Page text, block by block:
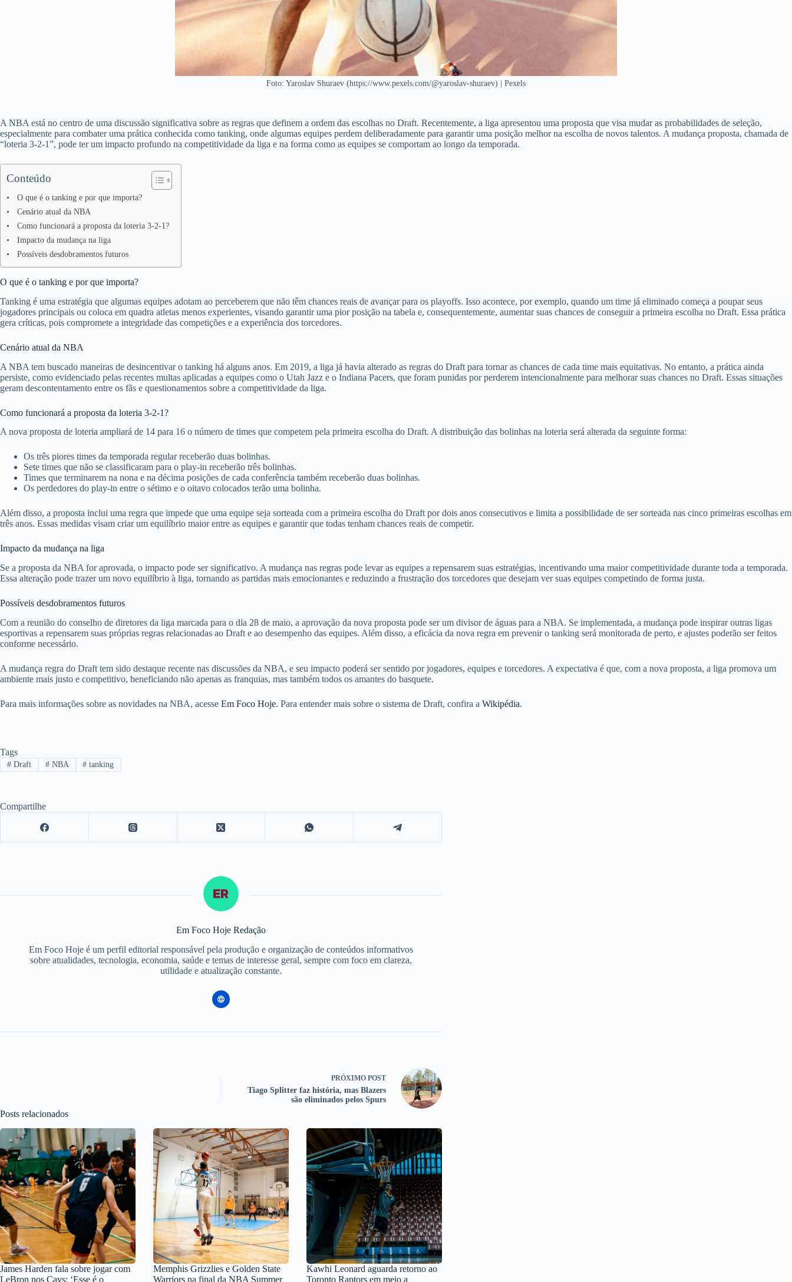
Foto: Yaroslav Shuraev (https://www.pexels.com/@yaroslav-shuraev) | Pexels
A NBA está no centro de uma discussão significativa sobre as regras que definem a ordem das escolhas no Draft. Recentemente, a liga apresentou uma proposta que visa mudar as probabilidades de seleção,
especialmente para combater uma prática conhecida como tanking, onde algumas equipes perdem deliberadamente para garantir uma posição melhor na escolha de novos talentos. A mudança proposta, chamada de
“loteria 3-2-1”, pode ter um impacto profundo na competitividade da liga e na forma como as equipes se comportam ao longo da temporada.
Conteúdo
O que é o tanking e por que importa?
Cenário atual da NBA
Como funcionará a proposta da loteria 3-2-1?
Impacto da mudança na liga
Possíveis desdobramentos futuros
O que é o tanking e por que importa?
Tanking é uma estratégia que algumas equipes adotam ao perceberem que não têm chances reais de avançar para os playoffs. Isso acontece, por exemplo, quando um time já eliminado começa a poupar seus
jogadores principais ou coloca em quadra atletas menos experientes, visando garantir uma pior posição na tabela e, consequentemente, aumentar suas chances de conseguir a primeira escolha no Draft. Essa prática
gera críticas, pois compromete a integridade das competições e a experiência dos torcedores.
Cenário atual da NBA
A NBA tem buscado maneiras de desincentivar o tanking há alguns anos. Em 2019, a liga já havia alterado as regras do Draft para tornar as chances de cada time mais equitativas. No entanto, a prática ainda
persiste, como evidenciado pelas recentes multas aplicadas a equipes como o Utah Jazz e o Indiana Pacers, que foram punidas por perderem intencionalmente para melhorar suas chances no Draft. Essas situações
geram descontentamento entre os fãs e questionamentos sobre a competitividade da liga.
Como funcionará a proposta da loteria 3-2-1?
A nova proposta de loteria ampliará de 14 para 16 o número de times que competem pela primeira escolha do Draft. A distribuição das bolinhas na loteria será alterada da seguinte forma:
Os três piores times da temporada regular receberão duas bolinhas.
Sete times que não se classificaram para o play-in receberão três bolinhas.
Times que terminarem na nona e na décima posições de cada conferência também receberão duas bolinhas.
Os perdedores do play-in entre o sétimo e o oitavo colocados terão uma bolinha.
Além disso, a proposta inclui uma regra que impede que uma equipe seja sorteada com a primeira escolha do Draft por dois anos consecutivos e limita a possibilidade de ser sorteada nas cinco primeiras escolhas em
três anos. Essas medidas visam criar um equilíbrio maior entre as equipes e garantir que todas tenham chances reais de competir.
Impacto da mudança na liga
Se a proposta da NBA for aprovada, o impacto pode ser significativo. A mudança nas regras pode levar as equipes a repensarem suas estratégias, incentivando uma maior competitividade durante toda a temporada.
Essa alteração pode trazer um novo equilíbrio à liga, tornando as partidas mais emocionantes e reduzindo a frustração dos torcedores que desejam ver suas equipes competindo de forma justa.
Possíveis desdobramentos futuros
Com a reunião do conselho de diretores da liga marcada para o dia 28 de maio, a aprovação da nova proposta pode ser um divisor de águas para a NBA. Se implementada, a mudança pode inspirar outras ligas
esportivas a repensarem suas próprias regras relacionadas ao Draft e ao desempenho das equipes. Além disso, a eficácia da nova regra em prevenir o tanking será monitorada de perto, e ajustes poderão ser feitos
conforme necessário.
A mudança regra do Draft tem sido destaque recente nas discussões da NBA, e seu impacto poderá ser sentido por jogadores, equipes e torcedores. A expectativa é que, com a nova proposta, a liga promova um
ambiente mais justo e competitivo, beneficiando não apenas as franquias, mas também todos os amantes do basquete.
Para mais informações sobre as novidades na NBA, acesse Em Foco Hoje. Para entender mais sobre o sistema de Draft, confira a Wikipédia.
Tags
#Draft #NBA # tanking
Compartilhe
Em Foco Hoje Redação
Em Foco Hoje é um perfil editorial responsável pela produção e organização de conteúdos informativos
sobre atualidades, tecnologia, economia, saúde e temas de interesse geral, sempre com foco em clareza,
utilidade e atualização constante.
PRÓXIMO POST
Tiago Splitter faz história, mas Blazers
são eliminados pelos Spurs
Posts relacionados
James Harden fala sobre jogar com
LeBron nos Cavs: ‘Esse é o
Memphis Grizzlies e Golden State
Warriors na final da NBA Summer
Kawhi Leonard aguarda retorno ao
Toronto Raptors em meio a